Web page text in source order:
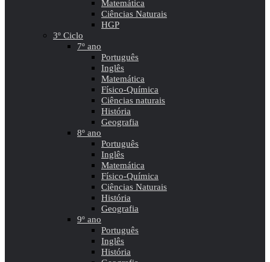
Matemática
Ciências Naturais
HGP
3º Ciclo
7º ano
Português
Inglês
Matemática
Físico-Química
Ciências naturais
História
Geografia
8º ano
Português
Inglês
Matemática
Físico-Química
Ciências Naturais
História
Geografia
9º ano
Português
Inglês
História